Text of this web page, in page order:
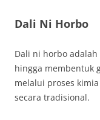
Dali Ni Horbo
Dali ni horbo
hingga membentuk
melalui proses
secara tradisional.